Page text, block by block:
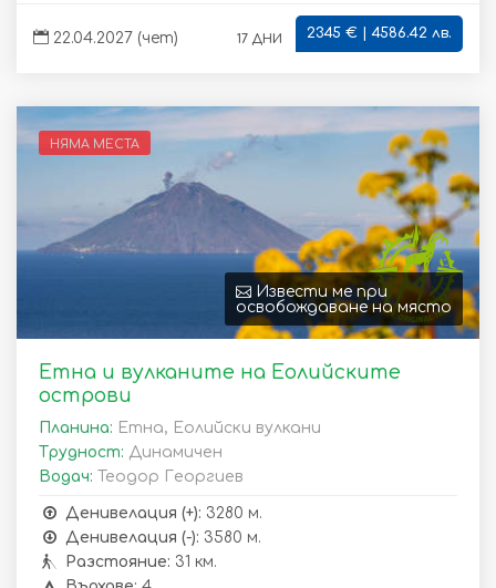
22.04.2027 (чет) 17 дни 2345 € | 4586.42 лв.
Извести ме при
освобождаване на място
НЯМА МЕСТА
Етна и вулканите на Еолийските
острови
Планина: Етна, Еолийски вулкани
Трудност: Динамичен
Водач: Теодор Георгиев
Денивелация (+): 3280 м.
Денивелация (-): 3580 м.
Разстояние: 31 км.